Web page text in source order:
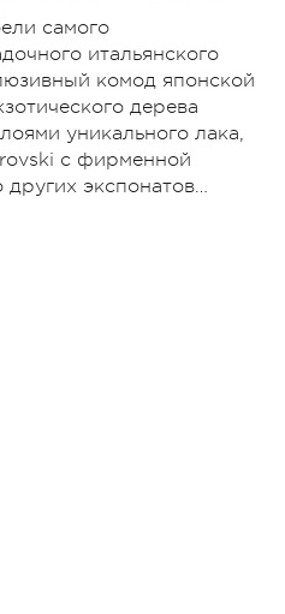
самого
итальянского
комод японской
дерева
уникального лака,
с фирменной
экспонатов…